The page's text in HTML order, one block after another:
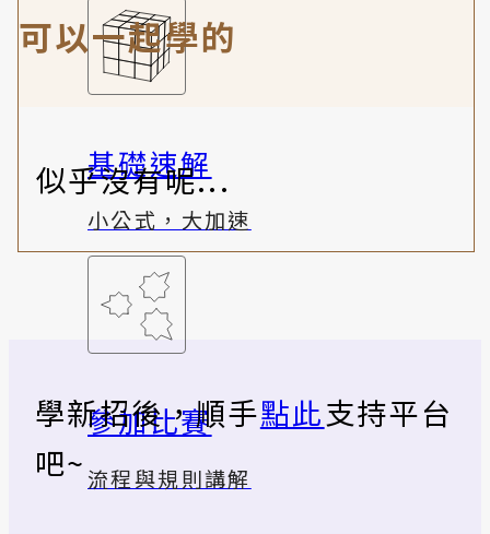
基礎速解
小公式，大加速
參加比賽
流程與規則講解
可以一起學的
似乎沒有呢...
學新招後，順手點此支持平台
吧~